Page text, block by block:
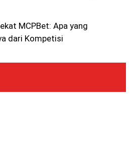
MCPBet: Apa yang
dari Kompetisi